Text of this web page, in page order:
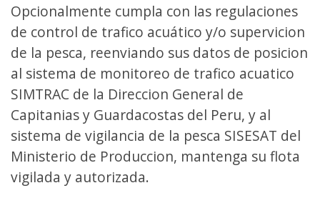
Opcionalmente cumpla con las regulaciones
de control de trafico acuático y/o supervicion
de la pesca, reenviando sus datos de posicion
al sistema de monitoreo de trafico acuatico
SIMTRAC de la Direccion General de
Capitanias y Guardacostas del Peru, y al
sistema de vigilancia de la pesca SISESAT del
Ministerio de Produccion, mantenga su flota
vigilada y autorizada.